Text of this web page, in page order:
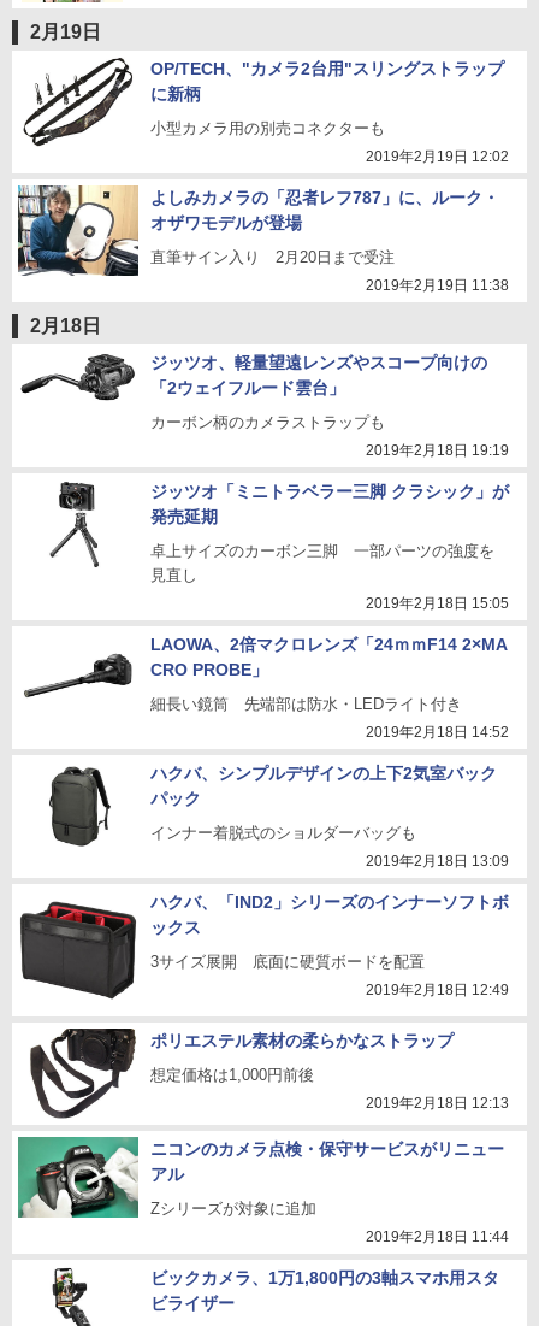
2月19日
OP/TECH、"カメラ2台用"スリングストラップ
に新柄
小型カメラ用の別売コネクターも
2019年2月19日 12:02
よしみカメラの「忍者レフ787」に、ルーク・
オザワモデルが登場
直筆サイン入り 2月20日まで受注
2019年2月19日 11:38
2月18日
ジッツオ、軽量望遠レンズやスコープ向けの
「2ウェイフルード雲台」
カーボン柄のカメラストラップも
2019年2月18日 19:19
ジッツオ「ミニトラベラー三脚 クラシック」が
発売延期
卓上サイズのカーボン三脚 一部パーツの強度を
見直し
2019年2月18日 15:05
LAOWA、2倍マクロレンズ「24ｍｍF14 2×MA
CRO PROBE」
細長い鏡筒 先端部は防水・LEDライト付き
2019年2月18日 14:52
ハクバ、シンプルデザインの上下2気室バック
パック
インナー着脱式のショルダーバッグも
2019年2月18日 13:09
ハクバ、「IND2」シリーズのインナーソフトボ
ックス
3サイズ展開 底面に硬質ボードを配置
2019年2月18日 12:49
ポリエステル素材の柔らかなストラップ
想定価格は1,000円前後
2019年2月18日 12:13
ニコンのカメラ点検・保守サービスがリニュー
アル
Zシリーズが対象に追加
2019年2月18日 11:44
ビックカメラ、1万1,800円の3軸スマホ用スタ
ビライザー